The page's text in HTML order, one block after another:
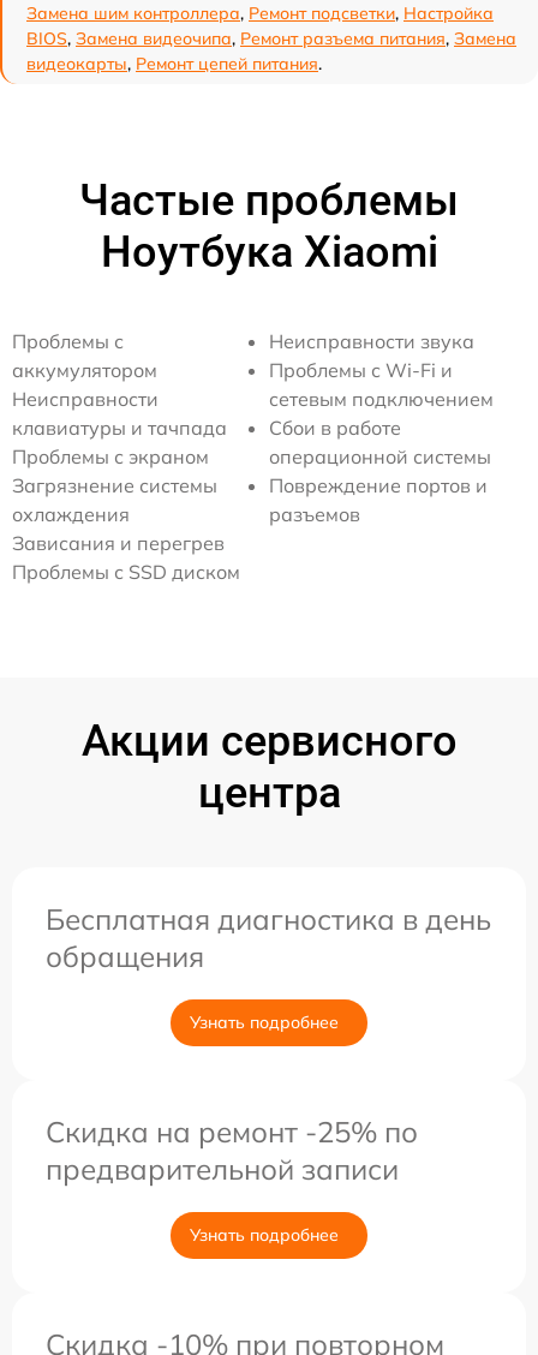
Замена шим контроллера, Ремонт подсветки, Настройка
BIOS, Замена видеочипа, Ремонт разъема питания, Замена
видеокарты, Ремонт цепей питания.
Частые проблемы
Ноутбука Xiaomi
Проблемы с
аккумулятором
Неисправности
клавиатуры и тачпада
Проблемы с экраном
Загрязнение системы
охлаждения
Неисправности звука
Проблемы с Wi-Fi и
сетевым подключением
Сбои в работе
операционной системы
Повреждение портов и
разъемов
Зависания и перегрев
Проблемы с SSD диском
Акции сервисного
центра
Бесплатная диагностика в день
обращения
Узнать подробнее
Скидка на ремонт -25% по
предварительной записи
Узнать подробнее
Скидка -10% при повторном